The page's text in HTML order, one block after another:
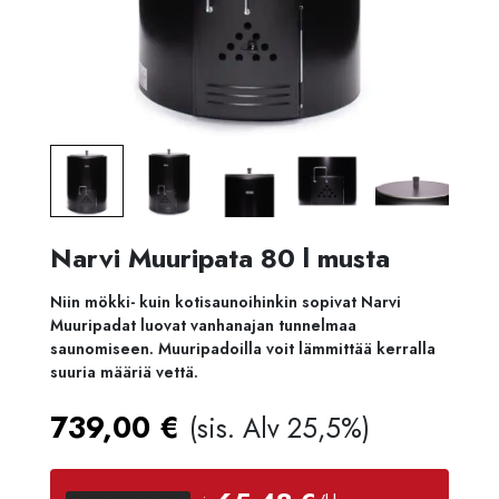
Narvi Muuripata 80 l musta
Niin mökki- kuin kotisaunoihinkin sopivat Narvi
Muuripadat luovat vanhanajan tunnelmaa
saunomiseen. Muuripadoilla voit lämmittää kerralla
suuria määriä vettä.
739,00 € (sis. Alv 25,5%)